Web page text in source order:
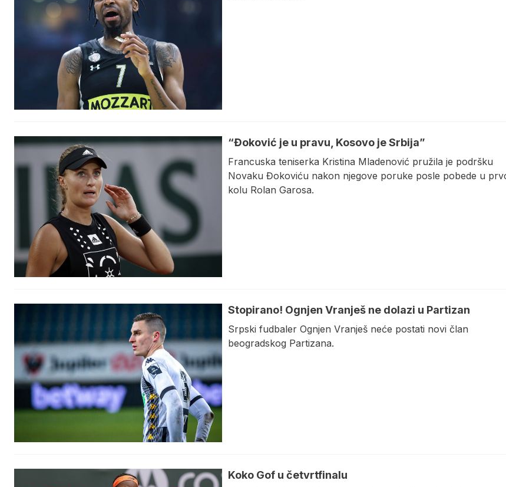
“Đoković je u pravu, Kosovo je Srbija”
Francuska teniserka Kristina Mladenović pružila je podršku
Novaku Đokoviću nakon njegove poruke posle pobede u
kolu Rolan Garosa.
Stopirano! Ognjen Vranješ ne dolazi u Partizan
Srpski fudbaler Ognjen Vranješ neće postati novi član
beogradskog Partizana.
Koko Gof u četvrtfinalu